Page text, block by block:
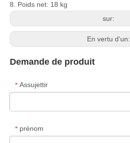
8. Poids net: 18 kg
sur:
En vertu d'un:
Demande de produit
* Assujettir
* prénom